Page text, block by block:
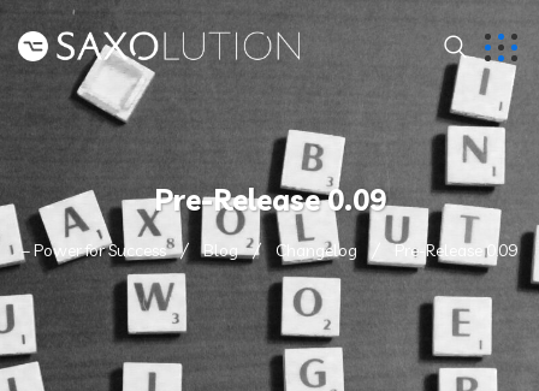
Pre-Release 0.09
– Power for Success Blog Changelog Pre-Release 0.09